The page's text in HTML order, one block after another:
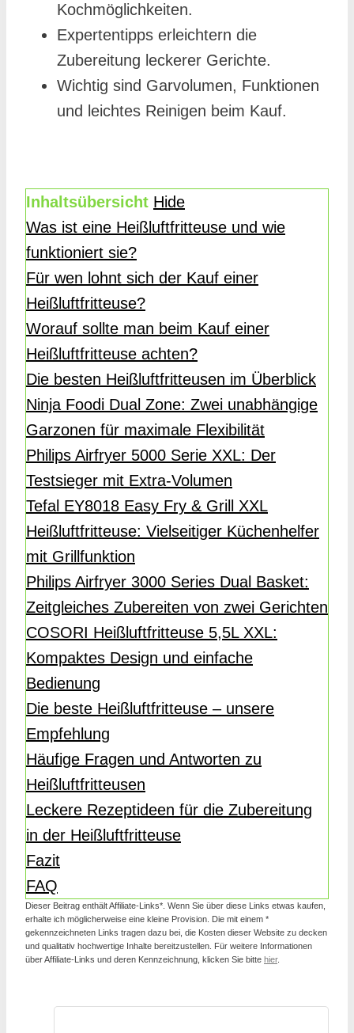
Kochmöglichkeiten.
Expertentipps erleichtern die
Zubereitung leckerer Gerichte.
Wichtig sind Garvolumen, Funktionen
und leichtes Reinigen beim Kauf.
Inhaltsübersicht Hide
Was ist eine Heißluftfritteuse und wie
funktioniert sie?
Für wen lohnt sich der Kauf einer
Heißluftfritteuse?
Worauf sollte man beim Kauf einer
Heißluftfritteuse achten?
Die besten Heißluftfritteusen im Überblick
Ninja Foodi Dual Zone: Zwei unabhängige
Garzonen für maximale Flexibilität
Philips Airfryer 5000 Serie XXL: Der
Testsieger mit Extra-Volumen
Tefal EY8018 Easy Fry & Grill XXL
Heißluftfritteuse: Vielseitiger Küchenhelfer
mit Grillfunktion
Philips Airfryer 3000 Series Dual Basket:
Zeitgleiches Zubereiten von zwei Gerichten
COSORI Heißluftfritteuse 5,5L XXL:
Kompaktes Design und einfache
Bedienung
Die beste Heißluftfritteuse – unsere
Empfehlung
Häufige Fragen und Antworten zu
Heißluftfritteusen
Leckere Rezeptideen für die Zubereitung
in der Heißluftfritteuse
Fazit
FAQ
Dieser Beitrag enthält Affiliate-Links*. Wenn Sie über diese Links etwas kaufen,
erhalte ich möglicherweise eine kleine Provision. Die mit einem *
gekennzeichneten Links tragen dazu bei, die Kosten dieser Website zu decken
und qualitativ hochwertige Inhalte bereitzustellen. Für weitere Informationen
über Affiliate-Links und deren Kennzeichnung, klicken Sie bitte hier.